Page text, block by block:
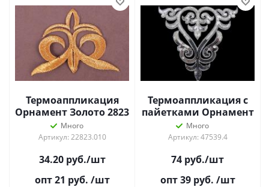
Термоаппликация
Орнамент Золото 2823
Много
Артикул: 22823.010
34.20руб./шт
опт 21 руб. /шт
Термоаппликация с
пайетками Орнамент
Серебро 8617
Много
Артикул: 47539.4
74 руб./шт
опт 39 руб. /шт